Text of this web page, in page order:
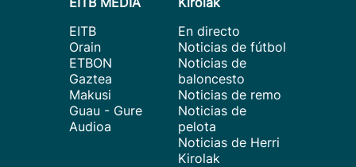
EITB
Orain
ETBON
Gaztea
Makusi
Guau - Gure
Audioa
En directo
Noticias de fútbol
Noticias de
baloncesto
Noticias de remo
Noticias de
pelota
Noticias de Herri
Kirolak